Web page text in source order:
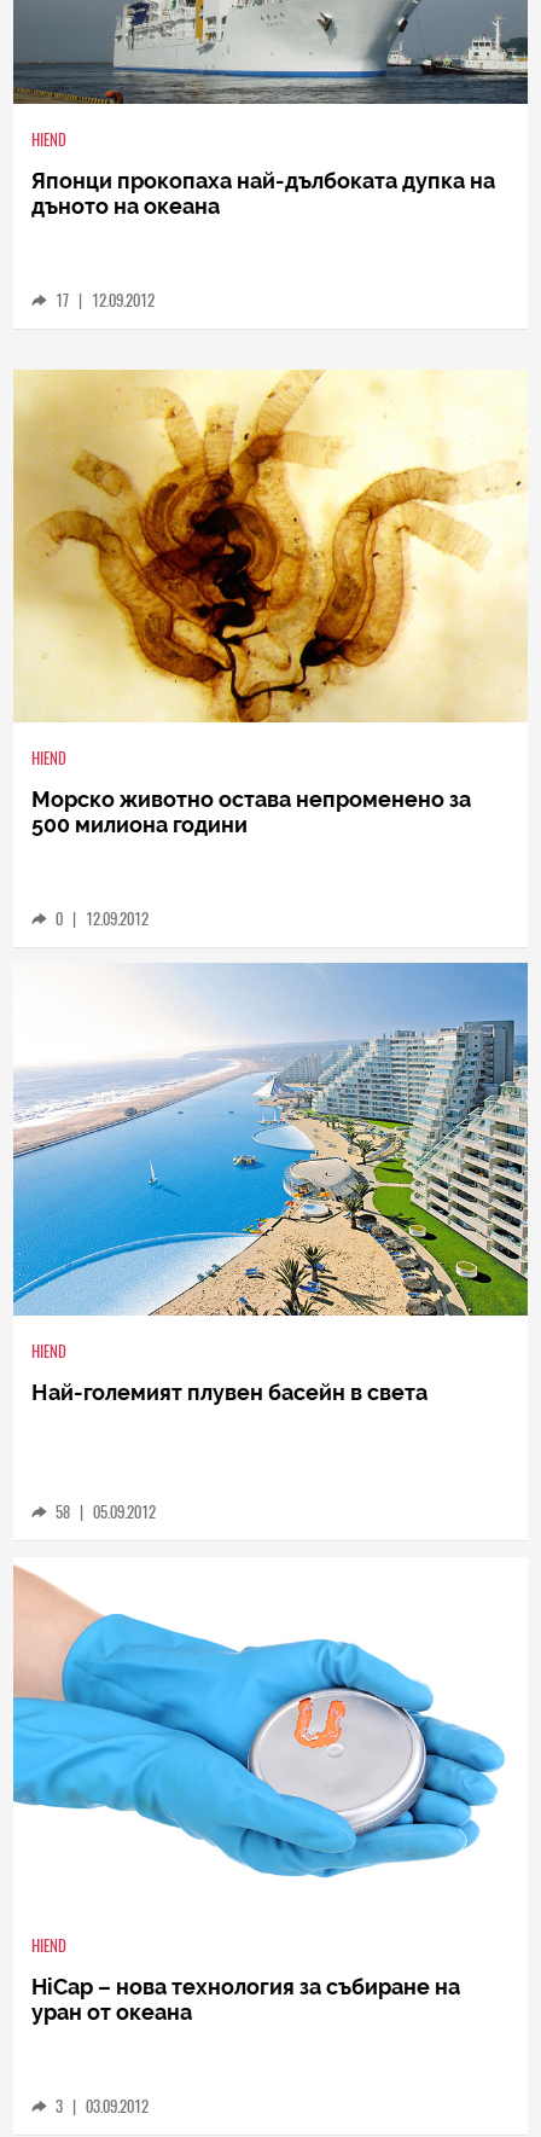
HIEND
Японци прокопаха най-дълбоката дупка на
дъното на океана
17 | 12.09.2012
HIEND
Морско животно остава непроменено за
500 милиона години
0 | 12.09.2012
HIEND
Най-големият плувен басейн в света
58 | 05.09.2012
HIEND
HiCap – нова технология за събиране на
уран от океана
3 | 03.09.2012